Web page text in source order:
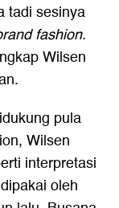
tadi sesinya
fashion.
Wilsen
pula
Wilsen
interpretasi
oleh